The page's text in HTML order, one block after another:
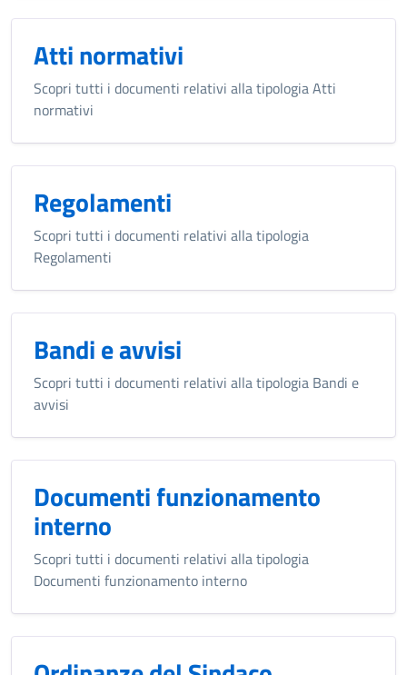
Atti normativi
Scopri tutti i documenti relativi alla tipologia Atti
normativi
Regolamenti
Scopri tutti i documenti relativi alla tipologia
Regolamenti
Bandi e avvisi
Scopri tutti i documenti relativi alla tipologia Bandi e
avvisi
Documenti funzionamento
interno
Scopri tutti i documenti relativi alla tipologia
Documenti funzionamento interno